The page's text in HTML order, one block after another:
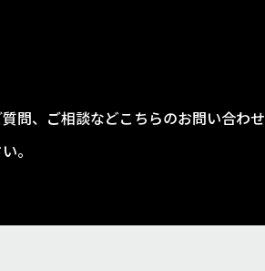
問、ご相談などこちらのお問い合わせ
。